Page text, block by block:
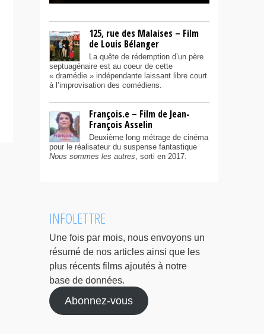
125, rue des Malaises – Film
de Louis Bélanger
La quête de rédemption d’un père
septuagénaire est au coeur de cette
« dramédie » indépendante laissant libre court
à l’improvisation des comédiens.
François.e – Film de Jean-
François Asselin
Deuxième long métrage de cinéma
pour le réalisateur du suspense fantastique
Nous sommes les autres, sorti en 2017.
INFOLETTRE
Une fois par mois, nous envoyons un
résumé de nos articles ainsi que les
plus récents films ajoutés à notre
base de données.
Abonnez-vous